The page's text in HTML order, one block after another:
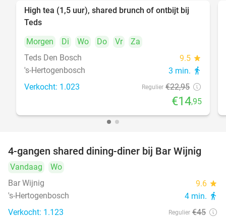
35%
High tea (1,5 uur), shared brunch of ontbijt bij
Teds
Morgen
Di Wo Do Vr
Za
Teds Den Bosch
9.5 star
's-Hertogenbosch 3 min. directions_walk
Verkocht: 1.023 Regulier €22,95
€14,95
45%
4-gangen shared dining-diner bij Bar Wijnig
Vandaag
Wo
Bar Wijnig
9.6 star
's-Hertogenbosch 4 min. directions_walk
Verkocht: 1.123 Regulier €45